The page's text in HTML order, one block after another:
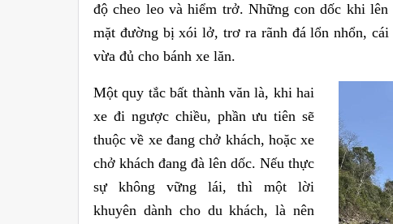
độ cheo leo và hiểm trở. Những con dốc khi
mặt đường bị xói lở, trơ ra rãnh đá lổn nhổn,
vừa đủ cho bánh xe lăn.
Một quy tắc bất thành văn là, khi hai
xe đi ngược chiều, phần ưu tiên sẽ
thuộc về xe đang chở khách, hoặc xe
chở khách đang đà lên dốc. Nếu thực
sự không vững lái, thì một lời
khuyên dành cho du khách, là nên